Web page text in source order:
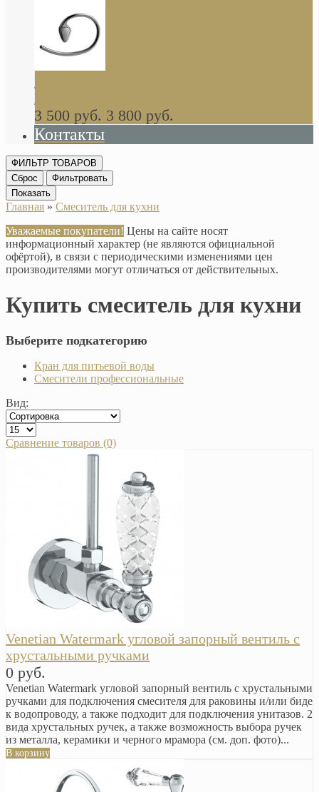
Khala Colombo аксессуары (серия) В
НАЛИЧИИ
3 500 руб. 3 800 руб.
Контакты
ФИЛЬТР ТОВАРОВ
Сброс
Фильтровать
Показать
Главная » Смеситель для кухни
Уважаемые покупатели! Цены на сайте носят
информационный характер (не являются официальной
офёртой), в связи с периодическими изменениями цен
производителями могут отличаться от действительных.
Купить смеситель для кухни
Выберите подкатегорию
Кран для питьевой воды
Смесители профессиональные
Вид:
Сравнение товаров (0)
Venetian Watermark угловой запорный вентиль с
хрустальными ручками
0 руб.
Venetian Watermark угловой запорный вентиль с хрустальными
ручками для подключения смесителя для раковины и/или биде
к водопроводу, а также подходит для подключения унитазов. 2
вида хрустальных ручек, а также возможность выбора ручек
из металла, керамики и черного мрамора (см. доп. фото)...
В корзину